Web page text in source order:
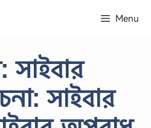
Menu
সাইবার
সাইবার